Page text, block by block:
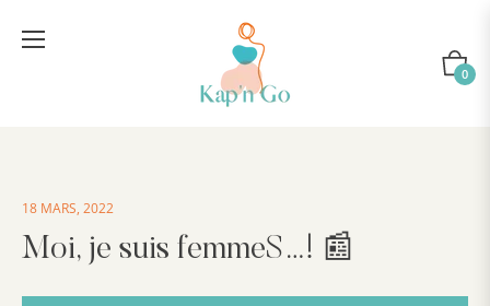
Panier
0
18 MARS, 2022
Moi, je suis femmeS…! 📰